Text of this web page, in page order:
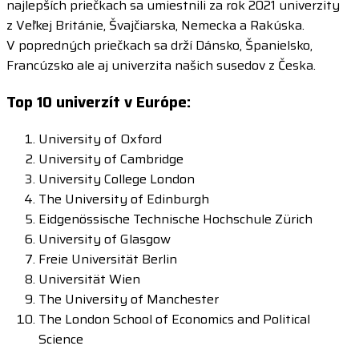
najlepších priečkach sa umiestnili za rok 2021 univerzity
z Veľkej Británie, Švajčiarska, Nemecka a Rakúska.
V popredných priečkach sa drží Dánsko, Španielsko,
Francúzsko ale aj univerzita našich susedov z Česka.
Top 10 univerzít v Európe:
University of Oxford
University of Cambridge
University College London
The University of Edinburgh
Eidgenössische Technische Hochschule Zürich
University of Glasgow
Freie Universität Berlin
Universität Wien
The University of Manchester
The London School of Economics and Political
Science